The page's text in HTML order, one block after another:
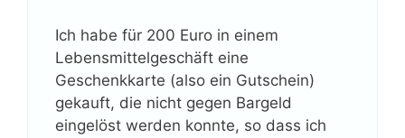
Ich habe für 200 Euro in einem
Lebensmittelgeschäft eine
Geschenkkarte (also ein Gutschein)
gekauft, die nicht gegen Bargeld
eingelöst werden konnte, so dass ich